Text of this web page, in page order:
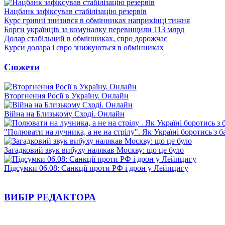
Нацбанк зафіксував стабілізацію резервів
Курс гривні знизився в обмінниках наприкінці тижня
Борги українців за комуналку перевищили 113 млрд
Долар стабільний в обмінниках, євро дорожчає
Курси долара і євро знижуються в обмінниках
Сюжети
Вторгнення Росії в Україну. Онлайн
Війна на Близькому Сході. Онлайн
"Полювати на лучника, а не на стрілу". Як Україні боротись з
Загадковий звук вибуху налякав Москву: що це було
Підсумки 06.08: Санкції проти РФ і дрон у Лейпцигу
ВИБІР РЕДАКТОРА